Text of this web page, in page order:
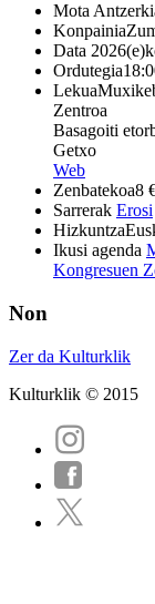
Mota
Konpainia
Data
Ordutegia
Lekua
Zentroa
Basagoiti
Getxo
Web
Zenbatekoa8
Sarrerak Erosi
Hizkuntza
Ikusi agenda
Kongresuen
Non
Zer da Kulturklik
Kulturklik © 2015